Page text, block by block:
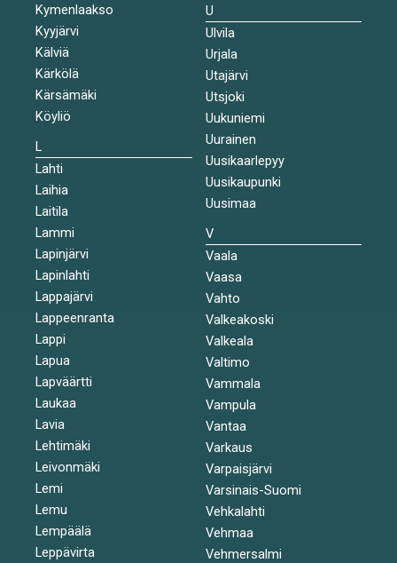
Kymenlaakso
Kyyjärvi
Kälviä
Kärkölä
Kärsämäki
Köyliö
L
Lahti
Laihia
Laitila
Lammi
Lapinjärvi
Lapinlahti
Lappajärvi
Lappeenranta
Lappi
Lapua
Lapväärtti
Laukaa
Lavia
Lehtimäki
Leivonmäki
Lemi
Lemu
Lempäälä
Leppävirta
U
Ulvila
Urjala
Utajärvi
Utsjoki
Uukuniemi
Uurainen
Uusikaarlepyy
Uusikaupunki
Uusimaa
V
Vaala
Vaasa
Vahto
Valkeakoski
Valkeala
Valtimo
Vammala
Vampula
Vantaa
Varkaus
Varpaisjärvi
Varsinais-Suomi
Vehkalahti
Vehmaa
Vehmersalmi